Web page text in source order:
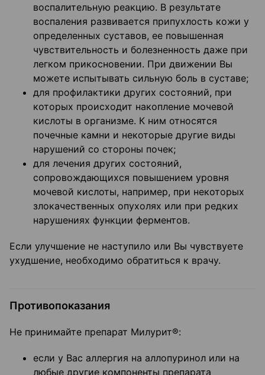
воспалительную реакцию. В результате
воспаления развивается припухлость кожи у
определенных суставов, ее повышенная
чувствительность и болезненность даже при
легком прикосновении. При движении Вы
можете испытывать сильную боль в суставе;
для профилактики других состояний, при
которых происходит накопление мочевой
кислоты в организме. К ним относятся
почечные камни и некоторые другие виды
нарушений со стороны почек;
для лечения других состояний,
сопровождающихся повышением уровня
мочевой кислоты, например, при некоторых
злокачественных опухолях или при редких
нарушениях функции ферментов.
Если улучшение не наступило или Вы чувствуете
ухудшение, необходимо обратиться к врачу.
Противопоказания
Не принимайте препарат Милурит®:
если у Вас аллергия на аллопуринол или на
любые другие компоненты препарата